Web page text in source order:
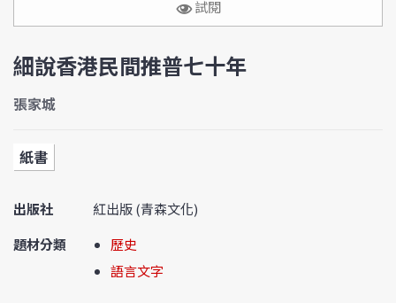
試閱
細說香港民間推普七十年
張家城
紙書
出版社
紅出版 (青森文化)
題材分類
歷史
語言文字